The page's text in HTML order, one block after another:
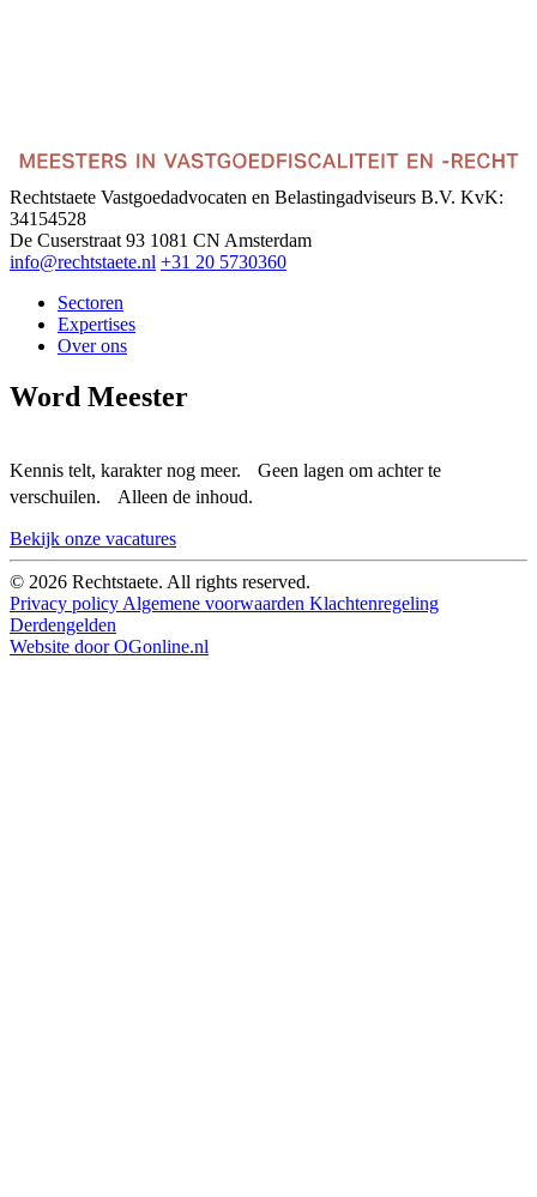
Rechtstaete Vastgoedadvocaten en Belastingadviseurs B.V. KvK:
34154528
De Cuserstraat 93 1081 CN Amsterdam
info@rechtstaete.nl +31 20 5730360
Sectoren
Expertises
Over ons
Word Meester
Kennis telt, karakter nog meer. Geen lagen om achter te
verschuilen. Alleen de inhoud.
Bekijk onze vacatures
© 2026 Rechtstaete. All rights reserved.
Privacy policy Algemene voorwaarden Klachtenregeling
Derdengelden
Website door OGonline.nl